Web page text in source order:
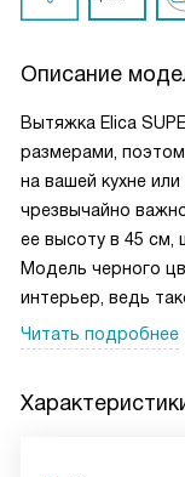
Описание
Вытяжка Elica
размерами,
на вашей кухне
чрезвычайно
ее высоту в 45 см,
Модель черного
интерьер, ведь
Читать подробнее